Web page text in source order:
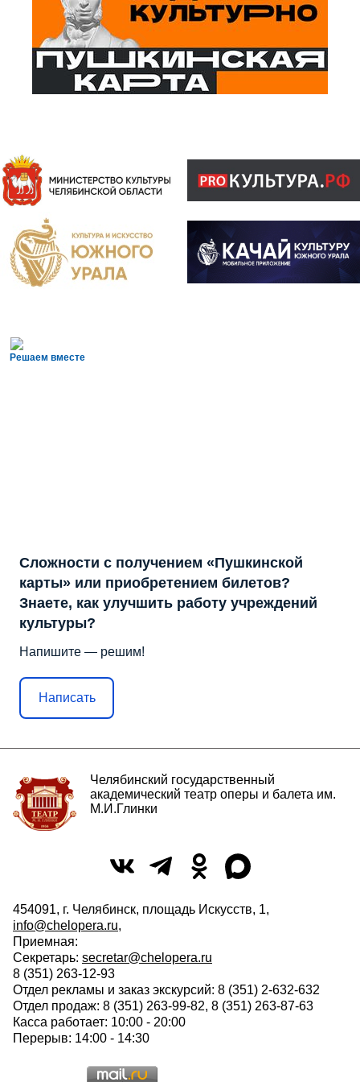
Решаем вместе
Сложности с получением «Пушкинской
карты» или приобретением билетов?
Знаете, как улучшить работу учреждений
культуры?
Напишите — решим!
Написать
Челябинский государственный
академический театр оперы и балета им.
М.И.Глинки
454091, г. Челябинск, площадь Искусств, 1,
info@chelopera.ru,
Приемная:
Секретарь: secretar@chelopera.ru
8 (351) 263-12-93
Отдел рекламы и заказ экскурсий: 8 (351) 2-632-632
Отдел продаж: 8 (351) 263-99-82, 8 (351) 263-87-63
Касса работает: 10:00 - 20:00
Перерыв: 14:00 - 14:30